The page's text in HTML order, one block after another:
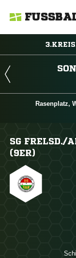
Rasenplatz,
SG FRELSD./​
(9ER)